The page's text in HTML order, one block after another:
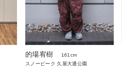
的場宥樹
161cm
スノーピーク 久屋大通公園